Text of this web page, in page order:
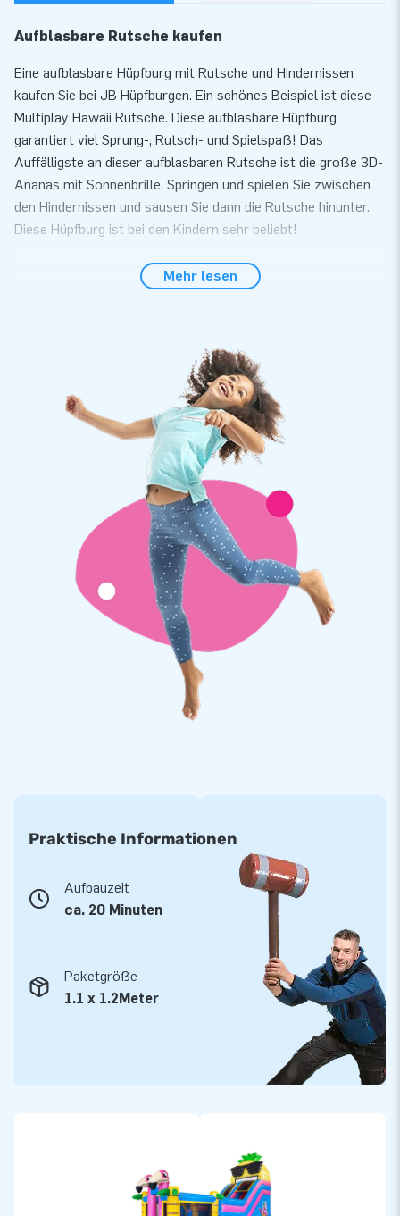
Aufblasbare Rutsche kaufen
Eine aufblasbare Hüpfburg mit Rutsche und Hindernissen
kaufen Sie bei JB Hüpfburgen. Ein schönes Beispiel ist diese
Multiplay Hawaii Rutsche. Diese aufblasbare Hüpfburg
garantiert viel Sprung-, Rutsch- und Spielspaß! Das
Auffälligste an dieser aufblasbaren Rutsche ist die große 3D-
Ananas mit Sonnenbrille. Springen und spielen Sie zwischen
den Hindernissen und sausen Sie dann die Rutsche hinunter.
Diese Hüpfburg ist bei den Kindern sehr beliebt!
Die Multiplay Super Badeenten Hüpfburg verfügt über einen
Multiplay Bereich. Sie können alternativ aber auch ein
699 € zusätzlich erworben werden.
Aufblasbare Hüpfburg mit Rutsche und
Hindernissen sind sehr beliebt
Aufblasbare Hüpfburg mit Rutsche und Hindernissen bieten
alles, was Kinder lieben: von einer aufblasbaren Rutsche bis
zu Hindernissen und viel Platz zum Springen und Spielen. Und
sie sind in vielen fröhlichen Themen erhältlich, wie diese
Hawaii-Hüpfburg. Entdecken Sie alle aufblasbaren Rutschen
auf der Website von JB Hüpfburgen und holen Sie sich einen
solchen coolen Publikumsmagneten nach Hause!
Eine aufblasbare Hüpfburg kaufen – einfach und
schnell bei JB Hüpfburgen
Benötigen Sie Beratung beim Kauf einer aufblasbaren
Hüpfburg mit Rutsche? Unser Verkaufsteam steht Ihnen zur
Verfügung, um mit Ihnen gemeinsam die beste Wahl zu treffen.
der Transport ist geregelt: Wir liefern Ihnen das Inflatable.
Mehr lesen
Praktische Informationen
Aufbauzeit
ca. 20 Minuten
Paketgröße
1.1 x 1.2Meter